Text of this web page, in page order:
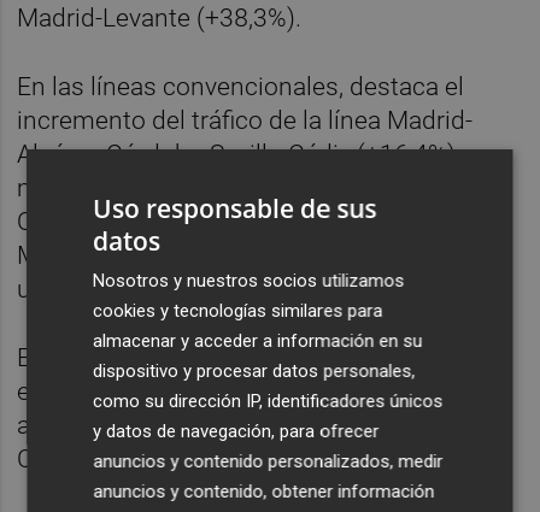
Madrid-Levante (+38,3%).
En las líneas convencionales, destaca el
incremento del tráfico de la línea Madrid-
Alcázar-Córdoba-Sevilla-Cádiz (+16,4%),
mientras que la de Venta de Baños-León-
Ourense-Vigo crece un 10,2% y en la de
Madrid-Zaragoza-Lleida-Barcelona-Portbou
un 2,3%.
Entre estas últimas, la única línea que
experimentó un descenso en el periodo
analizado fue la de Madrid-Valencia-
Cam.Boella, con una caída del 0,2%.
Uso responsable de sus
datos
Nosotros y nuestros socios utilizamos
cookies y tecnologías similares para
almacenar y acceder a información en su
dispositivo y procesar datos personales,
como su dirección IP, identificadores únicos
y datos de navegación, para ofrecer
anuncios y contenido personalizados, medir
anuncios y contenido, obtener información